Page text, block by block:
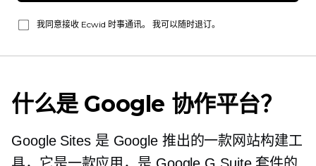
我同意接收 Ecwid 时事通讯。 我可以随时退订。
什么是 Google 协作平台？
Google Sites 是 Google 推出的一款网站构建工